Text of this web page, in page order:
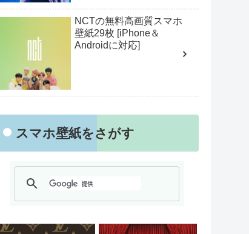
NCTの無料高画質スマホ
壁紙29枚 [iPhone＆
Androidに対応]
スマホ壁紙をさがす